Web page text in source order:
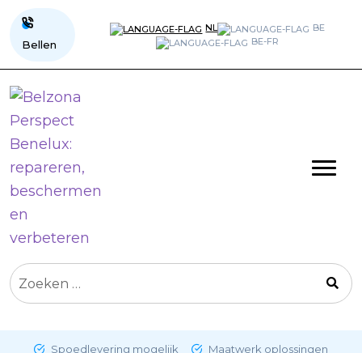
Bellen
NL
BE
BE-FR
Zoeken
naar:
Spoedlevering mogelijk
Maatwerk oplossingen